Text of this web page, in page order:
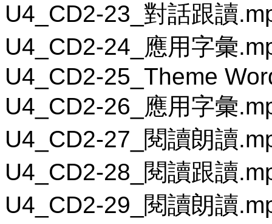
U4_CD2-23_對話跟讀
U4_CD2-24_應用字彙
U4_CD2-25_Theme
U4_CD2-26_應用字彙
U4_CD2-27_閱讀朗讀
U4_CD2-28_閱讀跟讀
U4_CD2-29_閱讀朗讀